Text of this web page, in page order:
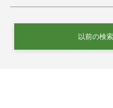
以前の検